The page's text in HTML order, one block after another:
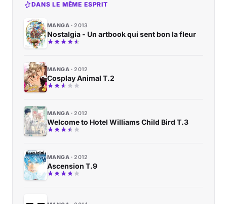
DANS LE MÊME ESPRIT
MANGA 2013
Nostalgia - Un artbook qui sent bon la fleur
MANGA 2012
Cosplay Animal T.2
MANGA 2012
Welcome to Hotel Williams Child Bird T.3
MANGA 2012
Ascension T.9